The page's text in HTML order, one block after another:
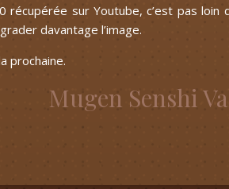
récupérée sur Youtube, c’est pas
davantage l’image.
prochaine.
Mugen Senshi